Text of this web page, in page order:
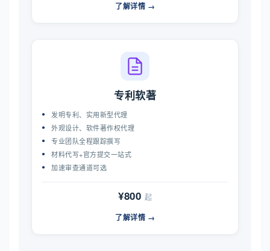
了解详情 →
专利软著
发明专利、实用新型代理
外观设计、软件著作权代理
专业团队全程跟踪撰写
材料代写+官方提交一站式
加速审查通道可选
¥800 起
了解详情 →